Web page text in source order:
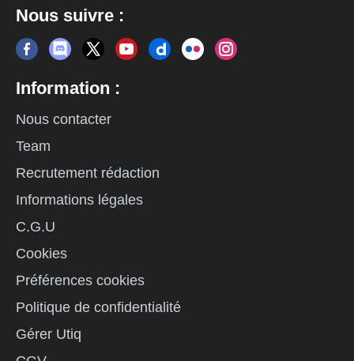
Nous suivre :
Information :
Nous contacter
Team
Recrutement rédaction
Informations légales
C.G.U
Cookies
Préférences cookies
Politique de confidentialité
Gérer Utiq